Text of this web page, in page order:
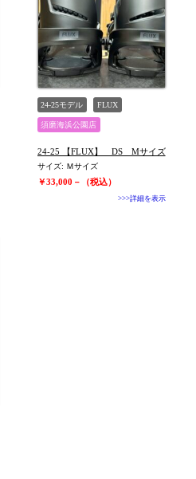
24-25モデル FLUX
須磨海浜公園店
24-25 【FLUX】 DS Mサイズ
サイズ: Ｍサイズ
￥33,000－（税込）
>>>詳細を表示